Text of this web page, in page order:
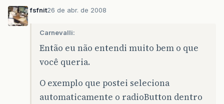
fsfnit26 de abr. de 2008
Carnevalli:
Então eu não entendi muito bem o que
você queria.
O exemplo que postei seleciona
automaticamente o radioButton dentro